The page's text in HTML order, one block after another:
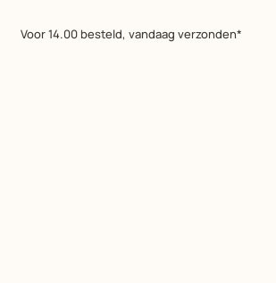
Voor 14.00 besteld, vandaag verzonden*